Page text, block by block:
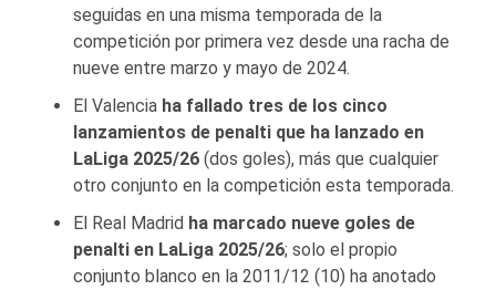
seguidas en una misma temporada de la
competición por primera vez desde una racha de
nueve entre marzo y mayo de 2024.
El Valencia ha fallado tres de los cinco
lanzamientos de penalti que ha lanzado en
LaLiga 2025/26 (dos goles), más que cualquier
otro conjunto en la competición esta temporada.
El Real Madrid ha marcado nueve goles de
penalti en LaLiga 2025/26; solo el propio
conjunto blanco en la 2011/12 (10) ha anotado